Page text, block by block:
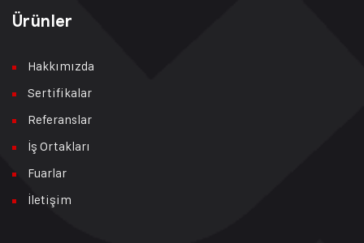
Ürünler
Hakkımızda
Sertifikalar
Referanslar
İş Ortakları
Fuarlar
İletişim